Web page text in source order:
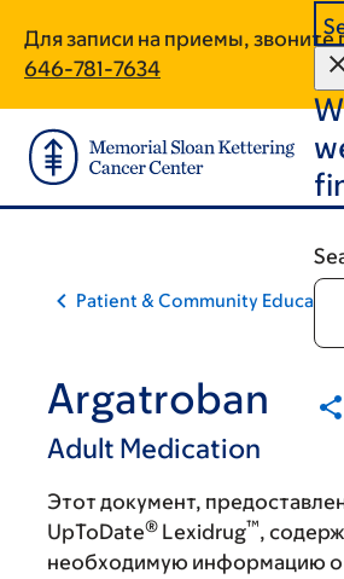
main
content
footer
Для записи на приемы, звоните
646-781-7634
Patient & Community Education
Argatroban
Adult Medication
Этот документ,
UpToDate® Lexidrug™,
необходимую информацию о